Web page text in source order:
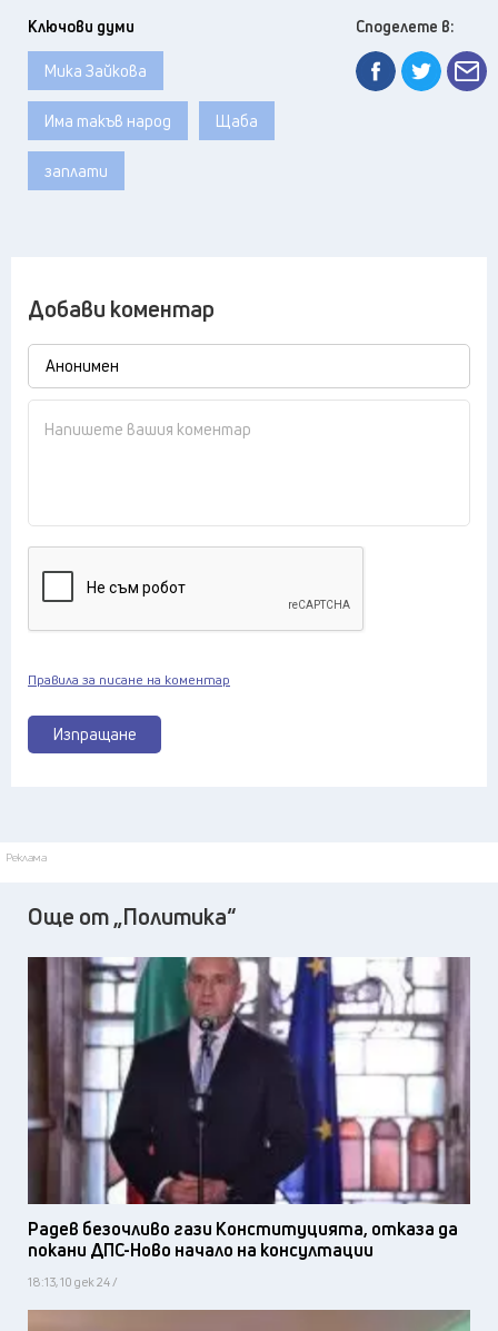
Ключови думи
Мика Зайкова
Има такъв народ Щаба
заплати
Споделете в:
Добави коментар
Изпращане
Правила за писане на коментар
Реклама
Още от „Политика“
Радев безочливо гази Конституцията, отказа да
покани ДПС-Ново начало на консултации
18:13, 10 дек 24 /